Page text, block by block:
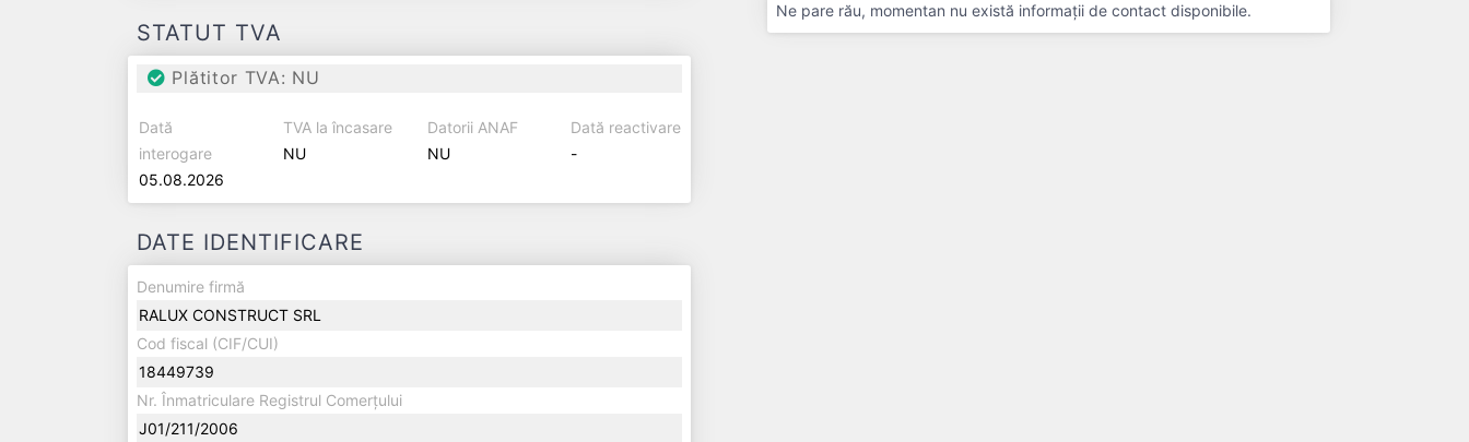
STATUT TVA
Plătitor TVA: NU
Dată
interogare
05.08.2026
TVA la încasare
NU
Datorii ANAF
NU
Dată reactivare
-
DATE IDENTIFICARE
Denumire firmă
RALUX CONSTRUCT SRL
Cod fiscal (CIF/CUI)
18449739
Nr. Înmatriculare Registrul Comerțului
J01/211/2006
Ne pare rău, momentan nu există informații de contact disponibile.